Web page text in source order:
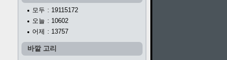
모두 : 19115172
오늘 : 10602
어제 : 13757
바깥 고리